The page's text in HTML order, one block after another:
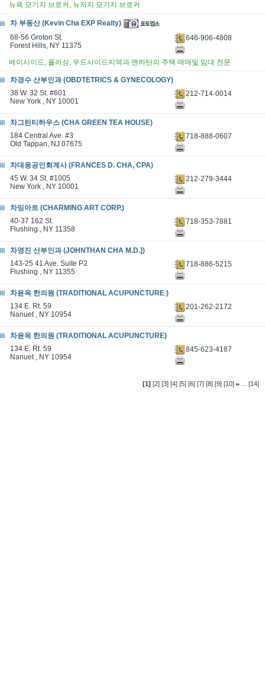
뉴욕 모기지 브로커, 뉴저지 모기지 브로커
차 부동산 (Kevin Cha EXP Realty)
68-56 Groton St.
Forest Hills, NY 11375
646-906-4808
베이사이드, 플러싱, 우드사이드지역과 맨하탄의 주택 매매및 임대 전문
차경수 산부인과 (OBDTETRICS & GYNECOLOGY)
38 W. 32 St. #601
New York , NY 10001
212-714-0014
차그린티하우스 (CHA GREEN TEA HOUSE)
184 Central Ave. #3
Old Tappan, NJ 07675
718-888-0607
차대웅공인회계사 (FRANCES D. CHA, CPA)
45 W. 34 St. #1005
New York , NY 10001
212-279-3444
차밍아트 (CHARMING ART CORP.)
40-37 162 St.
Flushing , NY 11358
718-353-7881
차영진 산부인과 (JOHNTHAN CHA M.D.])
143-25 41 Ave. Suite P2
Flushing , NY 11355
718-886-5215
차윤옥 한의원 (TRADITIONAL ACUPUNCTURE )
134 E. Rt. 59
Nanuet , NY 10954
201-262-2172
차윤옥 한의원 (TRADITIONAL ACUPUNCTURE)
134 E. Rt. 59
Nanuet , NY 10954
845-623-4187
[1] [2] [3] [4] [5] [6] [7] [8] [9] [10] ... [14]